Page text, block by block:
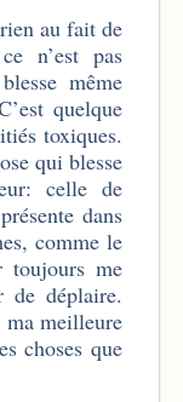
au fait de
n’est pas
même
quelque
toxiques.
qui blesse
celle de
dans
comme le
me
de déplaire.
ma meilleure
choses que